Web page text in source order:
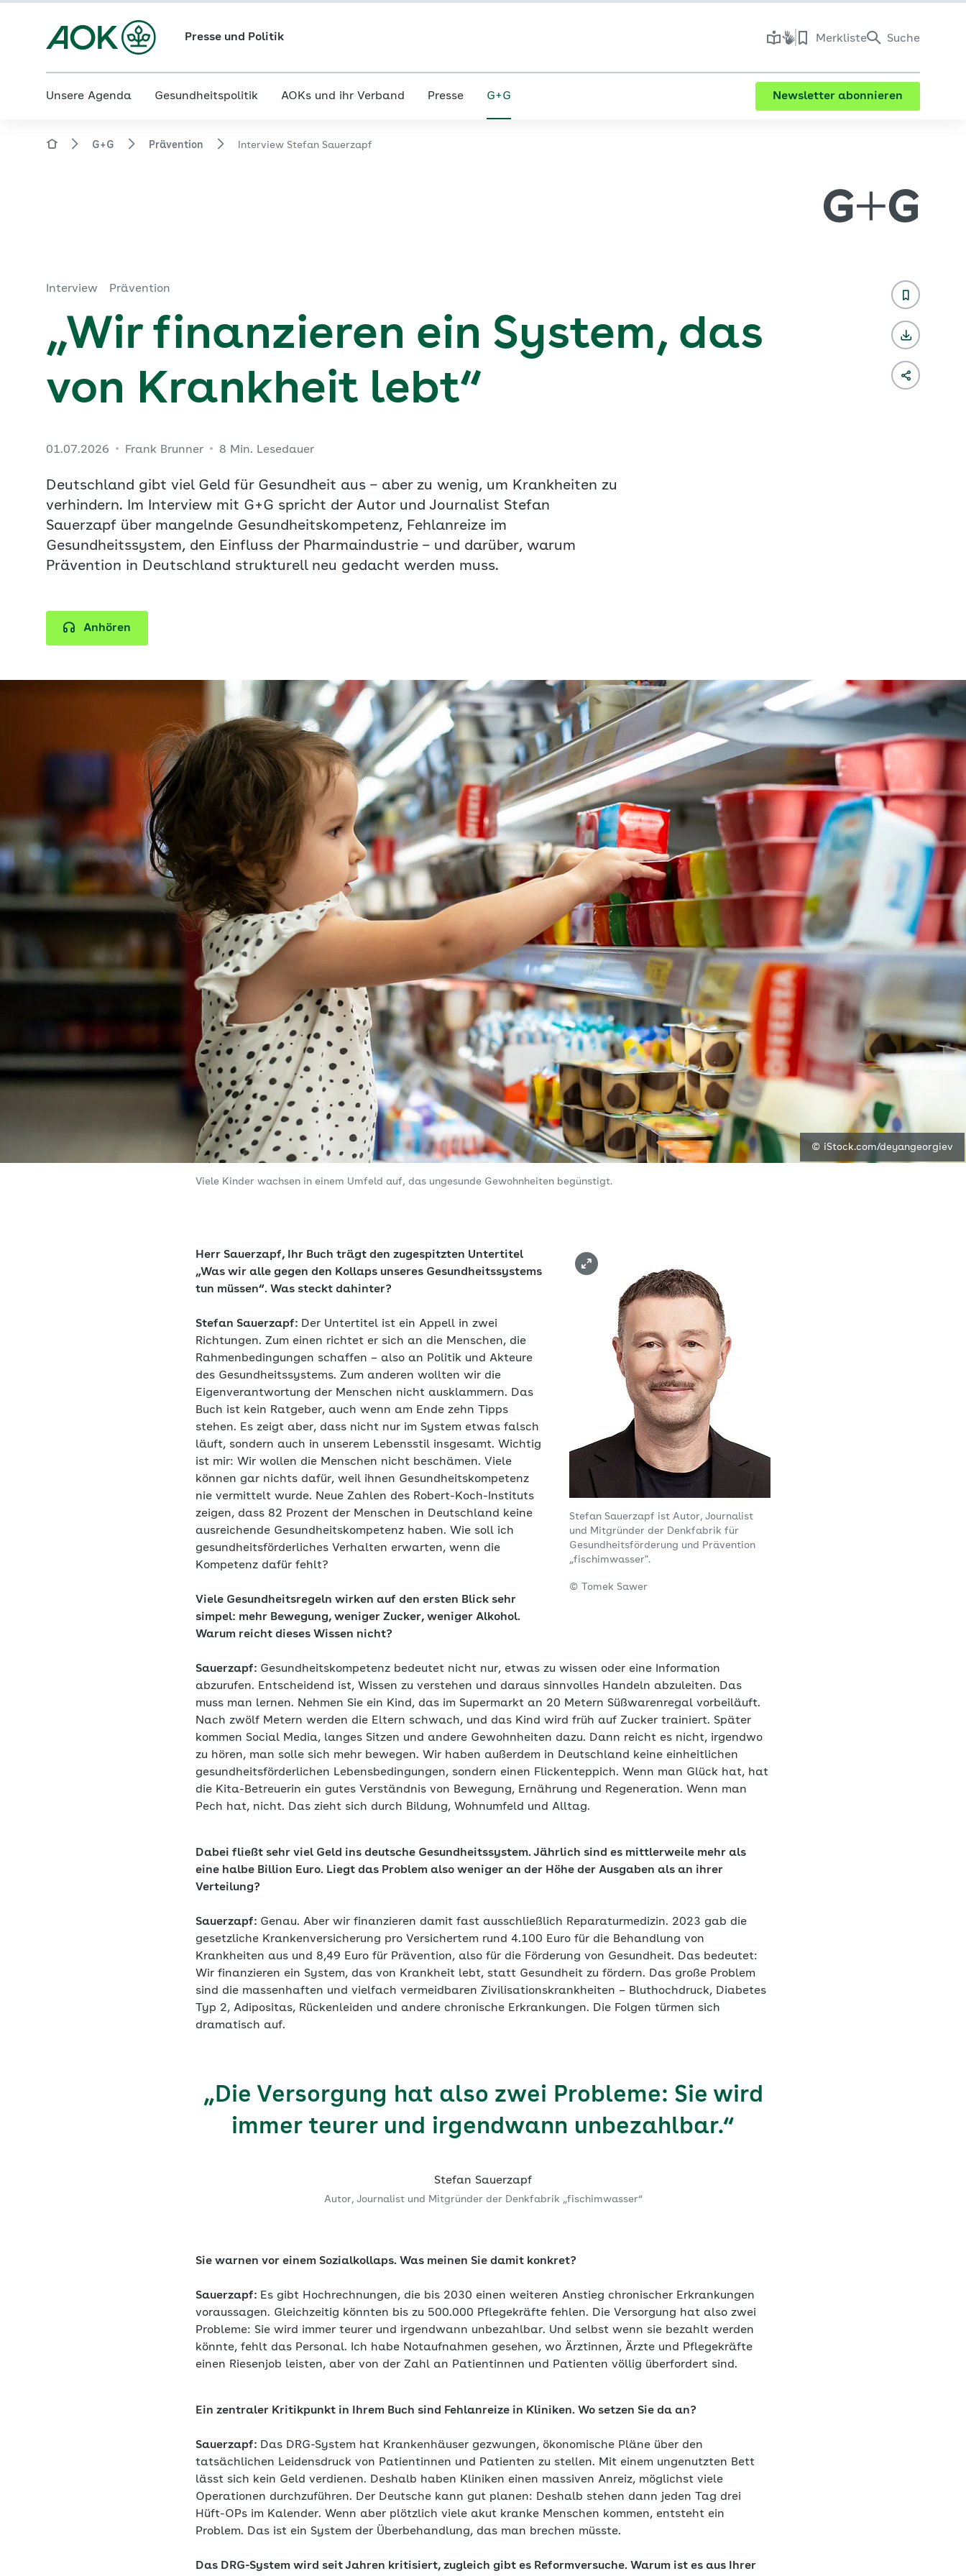
Presse und Politik Merkliste Suche
Unsere Agenda Gesundheitspolitik AOKs und ihr Verband Presse G+G Newsletter abonnieren
G+G Prävention Interview Stefan Sauerzapf
Interview Prävention
„Wir finanzieren ein System, das
von Krankheit lebt“
01.07.2026 Frank Brunner 8 Min. Lesedauer
Deutschland gibt viel Geld für Gesundheit aus – aber zu wenig, um Krankheiten zu
verhindern. Im Interview mit G+G spricht der Autor und Journalist Stefan
Sauerzapf über mangelnde Gesundheitskompetenz, Fehlanreize im
Gesundheitssystem, den Einfluss der Pharmaindustrie – und darüber, warum
Prävention in Deutschland strukturell neu gedacht werden muss.
Anhören
© iStock.com/deyangeorgiev
Viele Kinder wachsen in einem Umfeld auf, das ungesunde Gewohnheiten begünstigt.
Stefan Sauerzapf ist Autor, Journalist
und Mitgründer der Denkfabrik für
Gesundheitsförderung und Prävention
„fischimwasser".
© Tomek Sawer
Herr Sauerzapf, Ihr Buch trägt den zugespitzten Untertitel
„Was wir alle gegen den Kollaps unseres Gesundheitssystems
tun müssen“. Was steckt dahinter?
Stefan Sauerzapf: Der Untertitel ist ein Appell in zwei
Richtungen. Zum einen richtet er sich an die Menschen, die
Rahmenbedingungen schaffen – also an Politik und Akteure
des Gesundheitssystems. Zum anderen wollten wir die
Eigenverantwortung der Menschen nicht ausklammern. Das
Buch ist kein Ratgeber, auch wenn am Ende zehn Tipps
stehen. Es zeigt aber, dass nicht nur im System etwas falsch
läuft, sondern auch in unserem Lebensstil insgesamt. Wichtig
ist mir: Wir wollen die Menschen nicht beschämen. Viele
können gar nichts dafür, weil ihnen Gesundheitskompetenz
nie vermittelt wurde. Neue Zahlen des Robert-Koch-Instituts
zeigen, dass 82 Prozent der Menschen in Deutschland keine
ausreichende Gesundheitskompetenz haben. Wie soll ich
gesundheitsförderliches Verhalten erwarten, wenn die
Kompetenz dafür fehlt?
Viele Gesundheitsregeln wirken auf den ersten Blick sehr
simpel: mehr Bewegung, weniger Zucker, weniger Alkohol.
Warum reicht dieses Wissen nicht?
Sauerzapf: Gesundheitskompetenz bedeutet nicht nur, etwas zu wissen oder eine Information
abzurufen. Entscheidend ist, Wissen zu verstehen und daraus sinnvolles Handeln abzuleiten. Das
muss man lernen. Nehmen Sie ein Kind, das im Supermarkt an 20 Metern Süßwarenregal vorbeiläuft.
Nach zwölf Metern werden die Eltern schwach, und das Kind wird früh auf Zucker trainiert. Später
kommen Social Media, langes Sitzen und andere Gewohnheiten dazu. Dann reicht es nicht, irgendwo
zu hören, man solle sich mehr bewegen. Wir haben außerdem in Deutschland keine einheitlichen
gesundheitsförderlichen Lebensbedingungen, sondern einen Flickenteppich. Wenn man Glück hat, hat
die Kita-Betreuerin ein gutes Verständnis von Bewegung, Ernährung und Regeneration. Wenn man
Pech hat, nicht. Das zieht sich durch Bildung, Wohnumfeld und Alltag.
Dabei fließt sehr viel Geld ins deutsche Gesundheitssystem. Jährlich sind es mittlerweile mehr als
eine halbe Billion Euro. Liegt das Problem also weniger an der Höhe der Ausgaben als an ihrer
Verteilung?
Sauerzapf: Genau. Aber wir finanzieren damit fast ausschließlich Reparaturmedizin. 2023 gab die
gesetzliche Krankenversicherung pro Versichertem rund 4.100 Euro für die Behandlung von
Krankheiten aus und 8,49 Euro für Prävention, also für die Förderung von Gesundheit. Das bedeutet:
Wir finanzieren ein System, das von Krankheit lebt, statt Gesundheit zu fördern. Das große Problem
sind die massenhaften und vielfach vermeidbaren Zivilisationskrankheiten – Bluthochdruck, Diabetes
Typ 2, Adipositas, Rückenleiden und andere chronische Erkrankungen. Die Folgen türmen sich
dramatisch auf.
„Die Versorgung hat also zwei Probleme: Sie wird
immer teurer und irgendwann unbezahlbar.“
Stefan Sauerzapf
Autor, Journalist und Mitgründer der Denkfabrik „fischimwasser“
Sie warnen vor einem Sozialkollaps. Was meinen Sie damit konkret?
Sauerzapf: Es gibt Hochrechnungen, die bis 2030 einen weiteren Anstieg chronischer Erkrankungen
voraussagen. Gleichzeitig könnten bis zu 500.000 Pflegekräfte fehlen. Die Versorgung hat also zwei
Probleme: Sie wird immer teurer und irgendwann unbezahlbar. Und selbst wenn sie bezahlt werden
könnte, fehlt das Personal. Ich habe Notaufnahmen gesehen, wo Ärztinnen, Ärzte und Pflegekräfte
einen Riesenjob leisten, aber von der Zahl an Patientinnen und Patienten völlig überfordert sind.
Ein zentraler Kritikpunkt in Ihrem Buch sind Fehlanreize in Kliniken. Wo setzen Sie da an?
Sauerzapf: Das DRG-System hat Krankenhäuser gezwungen, ökonomische Pläne über den
tatsächlichen Leidensdruck von Patientinnen und Patienten zu stellen. Mit einem ungenutzten Bett
lässt sich kein Geld verdienen. Deshalb haben Kliniken einen massiven Anreiz, möglichst viele
Operationen durchzuführen. Der Deutsche kann gut planen: Deshalb stehen dann jeden Tag drei
Hüft-OPs im Kalender. Wenn aber plötzlich viele akut kranke Menschen kommen, entsteht ein
Problem. Das ist ein System der Überbehandlung, das man brechen müsste.
Das DRG-System wird seit Jahren kritisiert, zugleich gibt es Reformversuche. Warum ist es aus Ihrer